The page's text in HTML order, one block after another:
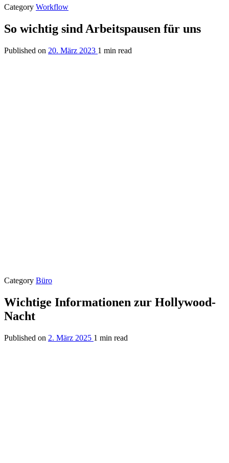
Category Workflow
So wichtig sind Arbeitspausen für uns
Published on 20. März 2023 1 min read
Category Büro
Wichtige Informationen zur Hollywood-
Nacht
Published on 2. März 2025 1 min read